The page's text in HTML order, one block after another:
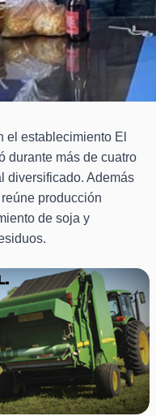
el establecimiento El
durante más de cuatro
diversificado. Además
producción
de soja y